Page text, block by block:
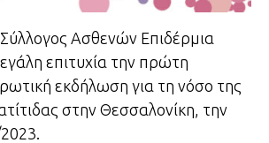
Ασθενών Επιδέρμια
επιτυχία την πρώτη
εκδήλωση για τη νόσο της
στην Θεσσαλονίκη, την